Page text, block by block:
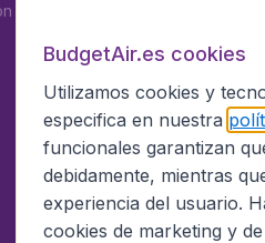
es
BudgetAir.es
Programa afiliados
Información Legal
Oportunidades
BudgetAir.es cookies
Utilizamos cookies y
especifica en nuestra
funcionales garantizan
debidamente, mientras
experiencia del usuario.
cookies de marketing y